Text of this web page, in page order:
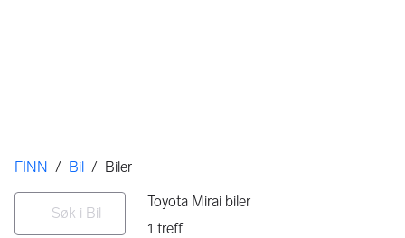
Her er du
FINN / Bil / Biler
Filtre
Søk i Bil
Toyota Mirai biler
1 treff